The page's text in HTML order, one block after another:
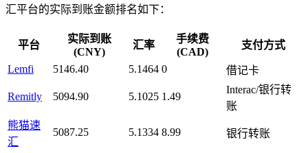
汇平台的实际到账金额排名如下：
平台
实际到账
(CNY)
汇率
手续费
(CAD)
支付方式
Lemfi 5146.40 5.1464 0 借记卡
Remitly 5094.90 5.1025 1.49
Interac/银行转
账
熊猫速
汇
5087.25 5.1334 8.99 银行转账